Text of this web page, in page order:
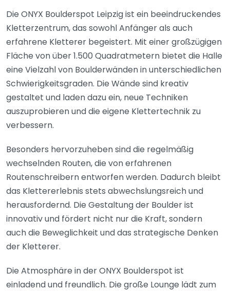
Die ONYX Boulderspot Leipzig ist ein beeindruckendes
Kletterzentrum, das sowohl Anfänger als auch
erfahrene Kletterer begeistert. Mit einer großzügigen
Fläche von über 1.500 Quadratmetern bietet die Halle
eine Vielzahl von Boulderwänden in unterschiedlichen
Schwierigkeitsgraden. Die Wände sind kreativ
gestaltet und laden dazu ein, neue Techniken
auszuprobieren und die eigene Klettertechnik zu
verbessern.
Besonders hervorzuheben sind die regelmäßig
wechselnden Routen, die von erfahrenen
Routenschreibern entworfen werden. Dadurch bleibt
das Klettererlebnis stets abwechslungsreich und
herausfordernd. Die Gestaltung der Boulder ist
innovativ und fördert nicht nur die Kraft, sondern
auch die Beweglichkeit und das strategische Denken
der Kletterer.
Die Atmosphäre in der ONYX Boulderspot ist
einladend und freundlich. Die große Lounge lädt zum